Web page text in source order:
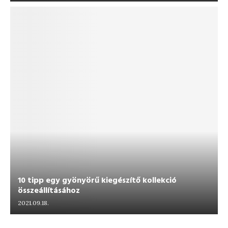
10 tipp egy gyönyörű kiegészítő kollekció
összeállításához
2021.09.18.